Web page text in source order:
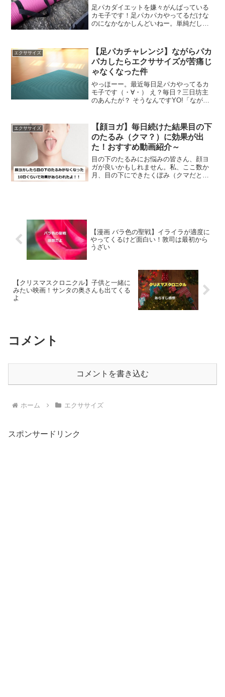
足パカダイエットを嫌々がんばっている
カモ子です！足パカパカやってるだけな
のになかなかしんどいねー。単純だし音
経過しました前回、自分の歴史を塗り替
えたお話をしました。く...
エクササイズ
【足パカチャレンジ】ながらパカ
パカしたらエクササイズが苦痛じ
ゃなくなった件
やっほーー。最近毎日足パカやってるカ
モ子です（・∀・） え？毎日？三日坊主
のあんたが？ そうなんですYO!「ながら
ら足パカ」だといつもより長く続けられ
るという不思議現象...
エクササイズ
【顔ヨガ】毎日続けた結果目の下
のたるみ（クマ？）に効果が出
た！おすすめ動画紹介～
目の下のたるみにお悩みの皆さん、顔ヨ
ガが良いかもしれません。私、ここ数か
月、目の下にできたくぼみ（クマだと思
【漫画 バラ色の聖戦】イライラが適度に
やってくるけど面白い！敦司は最初から
うざい
【クリスマスクロニクル】子供と一緒に
みたい映画！サンタの奥さんも出てくる
よ
コメント
コメントを書き込む
ホーム エクササイズ
スポンサードリンク